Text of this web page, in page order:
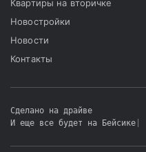
Квартиры на вторичке
Новостройки
Новости
Контакты
Сделано на драйве
И еще все будет на Бейсике